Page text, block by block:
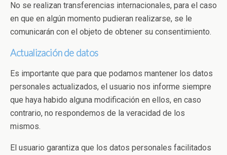
No se realizan transferencias internacionales, para el caso
en que en algún momento pudieran realizarse, se le
comunicarán con el objeto de obtener su consentimiento.
Actualización de datos
Es importante que para que podamos mantener los datos
personales actualizados, el usuario nos informe siempre
que haya habido alguna modificación en ellos, en caso
contrario, no respondemos de la veracidad de los
mismos.
El usuario garantiza que los datos personales facilitados